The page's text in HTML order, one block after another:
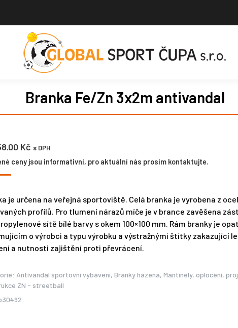
Branka Fe/Zn 3x2m antivandal
Kč s DPH
ceny jsou informativní, pro aktuální nás prosím kontaktujte.
je určena na veřejná sportoviště. Celá branka je vyrobena z
profilů. Pro tlumení nárazů míče je v brance zavěšena
sítě bílé barvy s okem 100×100 mm. Rám branky je
o výrobci a typu výrobku a výstražnými štítky zakazující
a nutnosti zajištění proti převrácení.
Antivandal sportovní vybavení,Branky házená,Mantinely, oplocení,
ZN - streetball